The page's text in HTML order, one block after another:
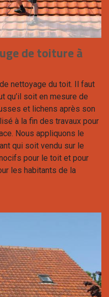
de toiture à
nettoyage du toit. Il faut
qu’il soit en mesure de
et lichens après son
à la fin des travaux pour
Nous appliquons le
qui soit vendu sur le
pour le toit et pour
les habitants de la